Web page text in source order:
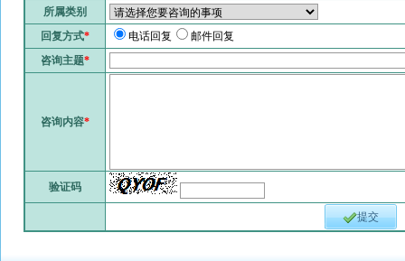
所属类别
回复方式* 电话回复
邮件回复
咨询主题*
咨询内容*
验证码
提交